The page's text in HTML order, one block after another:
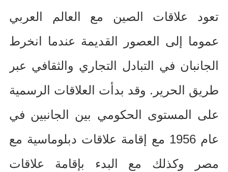
تعود علاقات الصين مع العالم العربي
عموما إلى العصور القديمة عندما انخرط
الجانبان في التبادل التجاري والثقافي عبر
طريق الحرير . وقد بدأت العلاقات الرسمية
على المستوى الحكومي بين الجانبين في
عام 1956 مع إقامة علاقات دبلوماسية مع
مصر وكذلك مع البدء بإقامة علاقات